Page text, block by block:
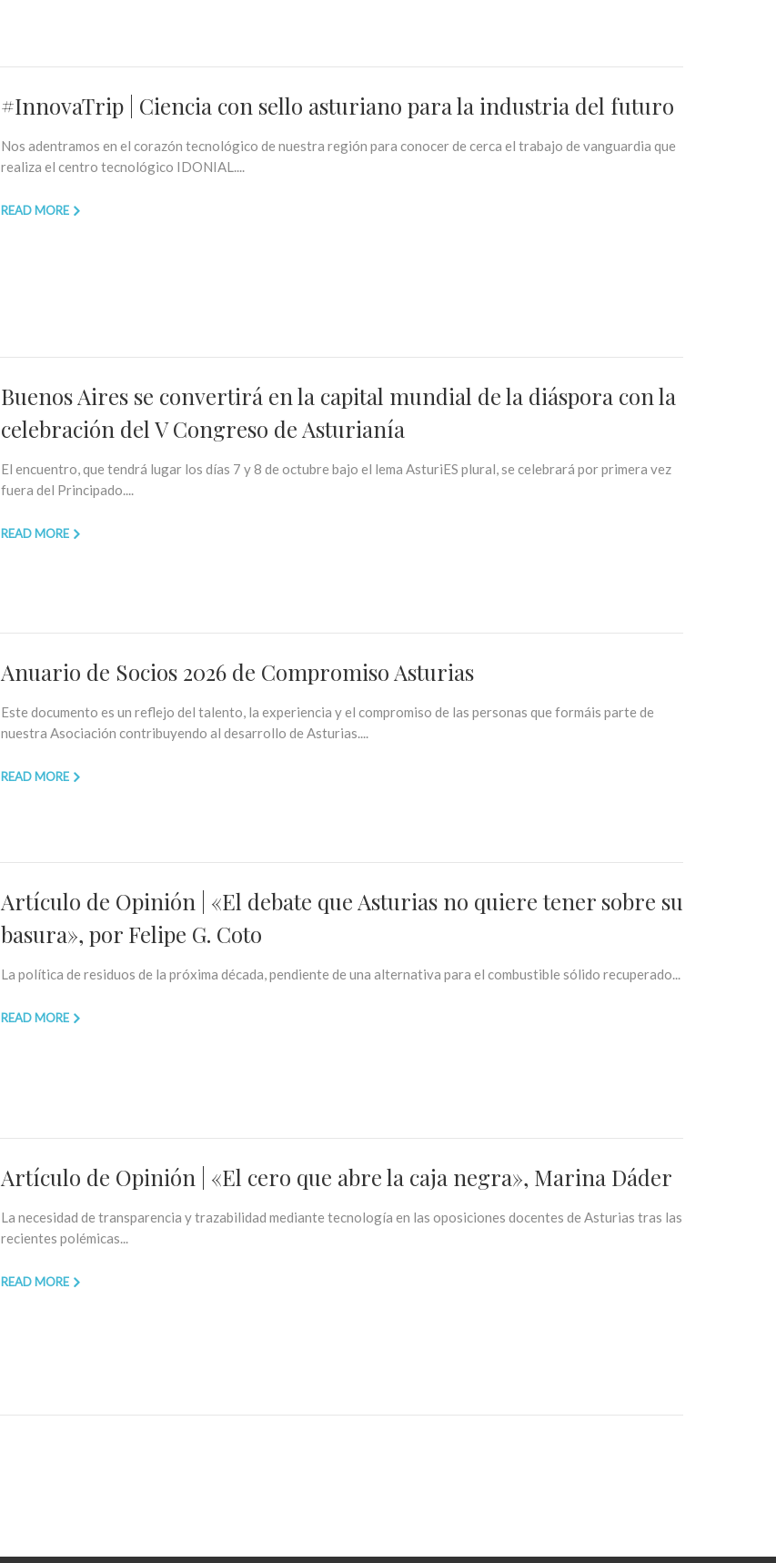
#InnovaTrip | Ciencia con sello asturiano para la industria del futuro
Nos adentramos en el corazón tecnológico de nuestra región para conocer de cerca el trabajo de vanguardia que
realiza el centro tecnológico IDONIAL....
READ MORE
Buenos Aires se convertirá en la capital mundial de la diáspora con la
celebración del V Congreso de Asturianía
El encuentro, que tendrá lugar los días 7 y 8 de octubre bajo el lema AsturiES plural, se celebrará por primera vez
fuera del Principado....
READ MORE
Anuario de Socios 2026 de Compromiso Asturias
Este documento es un reflejo del talento, la experiencia y el compromiso de las personas que formáis parte de
nuestra Asociación contribuyendo al desarrollo de Asturias....
READ MORE
Artículo de Opinión | «El debate que Asturias no quiere tener sobre su
basura», por Felipe G. Coto
La política de residuos de la próxima década, pendiente de una alternativa para el combustible sólido recuperado...
READ MORE
Artículo de Opinión | «El cero que abre la caja negra», Marina Dáder
La necesidad de transparencia y trazabilidad mediante tecnología en las oposiciones docentes de Asturias tras las
recientes polémicas...
READ MORE